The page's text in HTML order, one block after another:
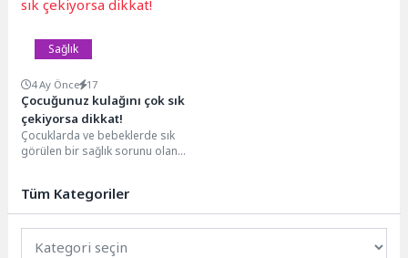
Sağlık
4 Ay Önce 17
Çocuğunuz kulağını çok sık
çekiyorsa dikkat!
Çocuklarda ve bebeklerde sık
görülen bir sağlık sorunu olan
Tüm Kategoriler